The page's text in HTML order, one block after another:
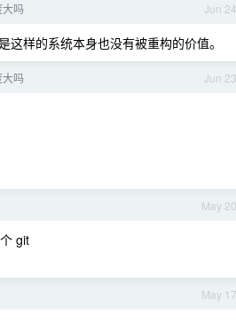
Jun 24
大吗
样的系统本身也没有被重构的价值。
Jun 23
大吗
May 20
git
May 17